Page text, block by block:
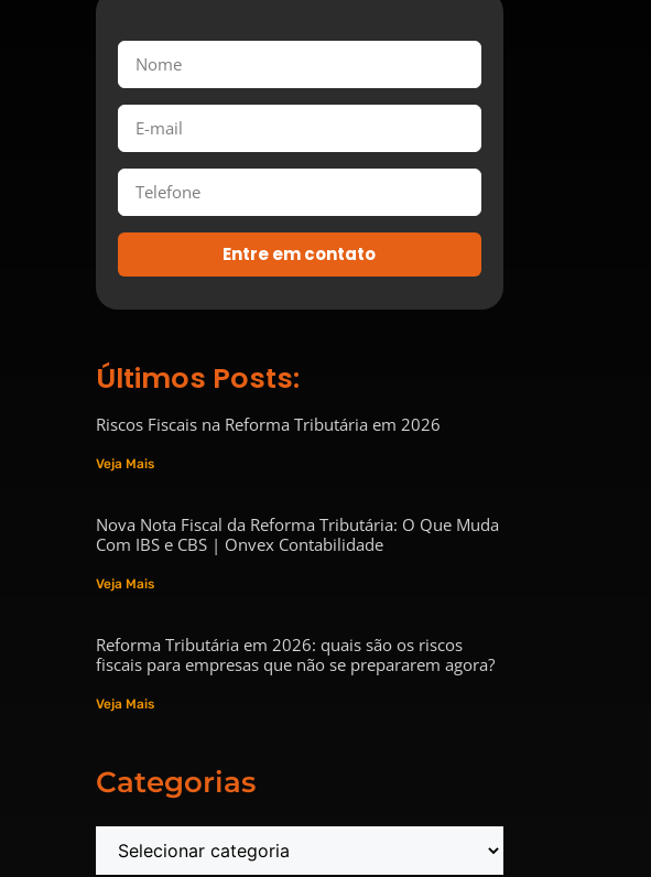
Entre em contato
Últimos Posts:
Riscos Fiscais na Reforma Tributária em 2026
Veja Mais
Nova Nota Fiscal da Reforma Tributária: O Que Muda
Com IBS e CBS | Onvex Contabilidade
Veja Mais
Reforma Tributária em 2026: quais são os riscos
fiscais para empresas que não se prepararem agora?
Veja Mais
Categorias